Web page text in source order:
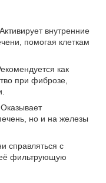
Активирует внутренние
помогая клеткам
как
при фиброзе,
Оказывает
но и на железы
справляться с
её фильтрующую